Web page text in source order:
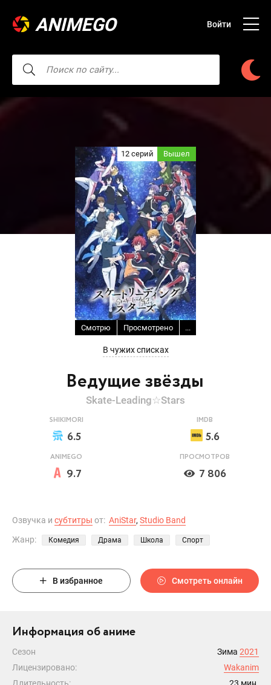
ANIMEGO Войти
Ведущие звёзды
12 серий Вышел
Смотрю Просмотрено ...
В чужих списках
Skate-Leading☆Stars
SHIKIMORI
6.5
IMDB
5.6
ANIMEGO
9.7
ПРОСМОТРОВ
7 806
Озвучка и субтитры от: AniStar, Studio Band
Жанр:
Комедия Драма Школа Спорт
В избранное Смотреть онлайн
Информация об аниме
Сезон Зима 2021
Лицензировано:
Wakanim